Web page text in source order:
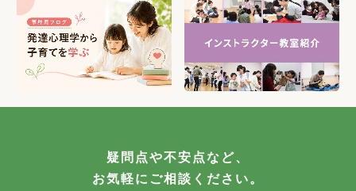
疑問点や不安点など、
お気軽にご相談ください。